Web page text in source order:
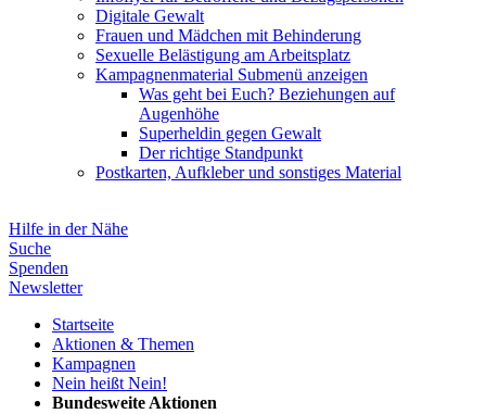
Digitale Gewalt
Frauen und Mädchen mit Behinderung
Sexuelle Belästigung am Arbeitsplatz
Kampagnenmaterial Submenü anzeigen
Was geht bei Euch? Beziehungen auf
Augenhöhe
Superheldin gegen Gewalt
Der richtige Standpunkt
Postkarten, Aufkleber und sonstiges Material
Hilfe in der Nähe
Suche
Spenden
Newsletter
Startseite
Aktionen & Themen
Kampagnen
Nein heißt Nein!
Bundesweite Aktionen